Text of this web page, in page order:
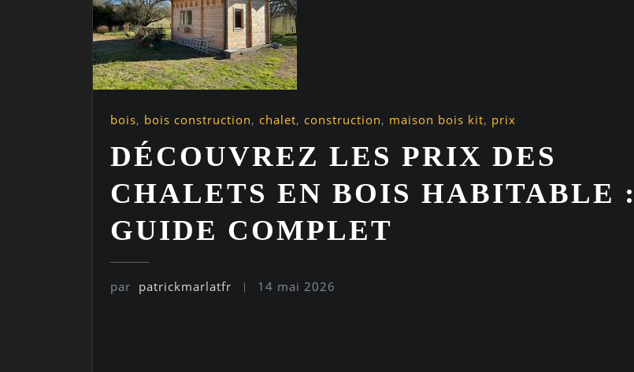
bois, bois construction, chalet, construction, maison bois kit, prix
DÉCOUVREZ LES PRIX DES
CHALETS EN BOIS HABITABLE :
GUIDE COMPLET
par patrickmarlatfr 14 mai 2026